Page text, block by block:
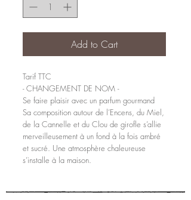
Add to Cart
Tarif TTC
- CHANGEMENT DE NOM -
Se faire plaisir avec un parfum gourmand
Sa composition autour de l’Encens, du Miel,
de la Cannelle et du Clou de girofle s’allie
merveilleusement à un fond à la fois ambré
et sucré. Une atmosphère chaleureuse
s’installe à la maison.